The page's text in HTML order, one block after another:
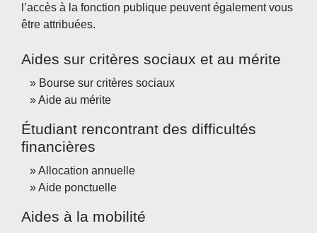
l’accès à la fonction publique peuvent également vous
être attribuées.
Aides sur critères sociaux et au mérite
Bourse sur critères sociaux
Aide au mérite
Étudiant rencontrant des difficultés
financières
Allocation annuelle
Aide ponctuelle
Aides à la mobilité